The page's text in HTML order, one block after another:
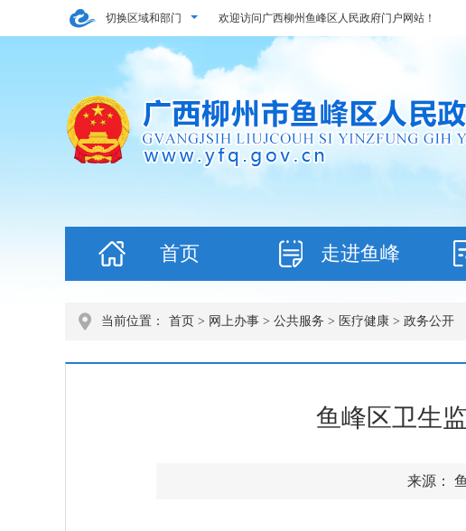
切换区域和部门 欢迎访问广西柳州鱼峰区人民政府门户网站！
首页 走进鱼峰
当前位置： 首页 > 网上办事 > 公共服务 > 医疗健康 > 政务公开
鱼峰区卫生
来源：